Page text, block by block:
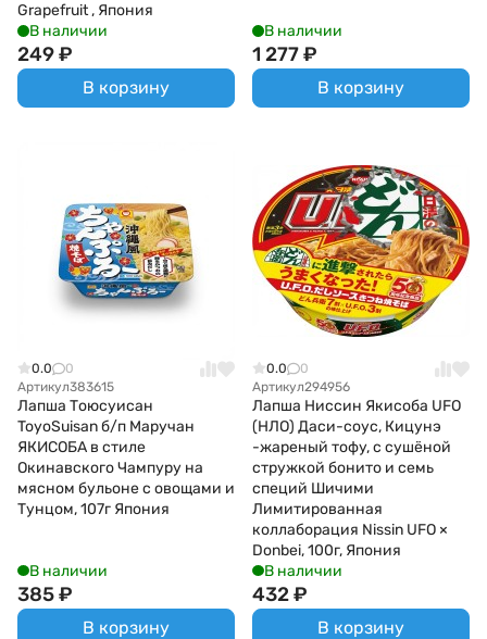
Grapefruit , Япония
В наличии
249₽
В корзину
В наличии
1 277₽
В корзину
0.0
0
Артикул383615
Лапша Тоюсуисан
ToyoSuisan б/п Маручан
ЯКИСОБА в стиле
Окинавского Чампуру на
мясном бульоне с овощами и
Тунцом, 107г Япония
В наличии
385₽
В корзину
0.0
0
Артикул294956
Лапша Ниссин Якисоба UFO
(НЛО) Даси-соус, Кицунэ
-жареный тофу, с сушёной
стружкой бонито и семь
специй Шичими
Лимитированная
коллаборация Nissin UFO ×
Donbei, 100г, Япония
В наличии
432₽
В корзину